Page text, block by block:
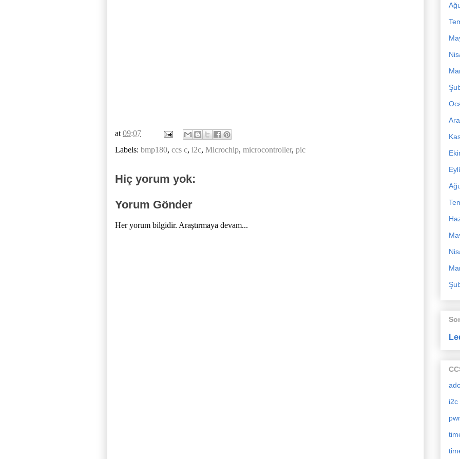
at 09:07
Labels: bmp180, ccs c, i2c, Microchip, microcontroller, pic
Hiç yorum yok:
Yorum Gönder
Her yorum bilgidir. Araştırmaya devam...
adc
i2c